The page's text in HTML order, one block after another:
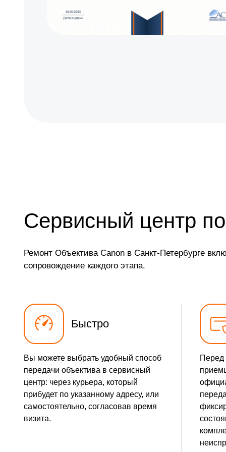
Сервисный центр
Ремонт Объектива Canon в Санкт-Петербурге
сопровождение каждого этапа.
Быстро
Вы можете выбрать удобный способ
передачи объектива в сервисный
центр: через курьера, который
прибудет по указанному адресу, или
самостоятельно, согласовав время
визита.
Перед